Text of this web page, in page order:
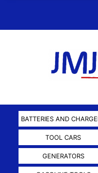
BATTERIES AND
TOOL CARS
GENERATORS